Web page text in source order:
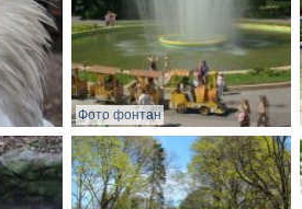
Фото фонтан